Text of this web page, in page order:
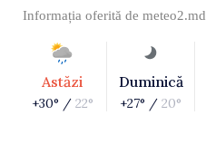
Informația oferită de meteo2.md
Astăzi
+30° / 22°
Duminică
+27° / 20°